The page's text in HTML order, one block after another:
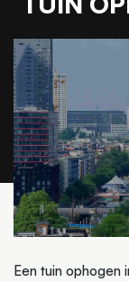
Blaastechniek
Projecten
Over Kooiker
Werken bij
Contact
Een tuin ophogen